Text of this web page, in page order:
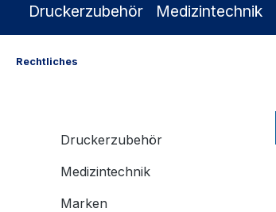
Druckerzubehör Medizintechnik
Rechtliches
Druckerzubehör
Medizintechnik
Marken